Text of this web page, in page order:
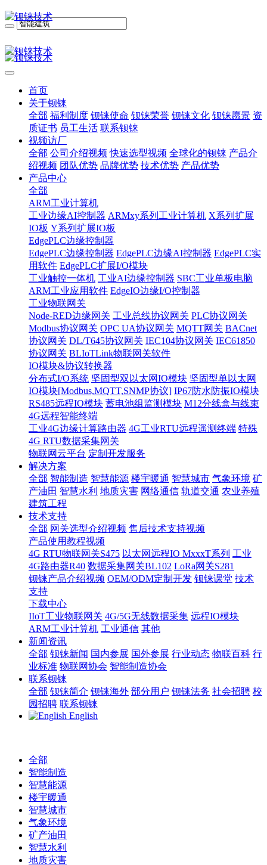
首页
关于钡铼
全部 福利制度 钡铼使命 钡铼荣誉 钡铼文化 钡铼愿景 资
质证书 员工生活 联系钡铼
视频访厂
全部 公司介绍视频 快速选型视频 全球化的钡铼 产品介
绍视频 团队优势 品牌优势 技术优势 产品优势
产品中心
全部
ARM工业计算机
工业边缘AI控制器 ARMxy系列工业计算机 X系列扩展
IO板 Y系列扩展IO板
EdgePLC边缘控制器
EdgePLC边缘控制器 EdgePLC边缘AI控制器 EdgePLC实
用软件 EdgePLC扩展I/O模块
工业触控一体机 工业AI边缘控制器 SBC工业单板电脑
ARM工业应用软件 EdgeIO边缘I/O控制器
工业物联网关
Node-RED边缘网关 工业总线协议网关 PLC协议网关
Modbus协议网关 OPC UA协议网关 MQTT网关 BACnet
协议网关 DL/T645协议网关 IEC104协议网关 IEC61850
协议网关 BLIoTLink物联网关软件
IO模块&协议转换器
分布式I/O系统 坚固型双以太网IO模块 坚固型单以太网
IO模块[Modbus,MQTT,SNMP协议] IP67防水防振IO模块
RS485远程IO模块 蓄电池组监测模块 M12分线盒与线束
4G远程智能终端
工业4G边缘计算路由器 4G工业RTU远程遥测终端 特殊
4G RTU数据采集网关
物联网云平台 定制开发服务
解决方案
全部 智能制造 智慧能源 楼宇暖通 智慧城市 气象环境 矿
产油田 智慧水利 地质灾害 网络通信 轨道交通 农业养殖
建筑工程
技术支持
全部 网关选型介绍视频 售后技术支持视频
产品使用教程视频
4G RTU物联网关S475 以太网远程IO MxxxT系列 工业
4G路由器R40 数据采集网关BL102 LoRa网关S281
钡铼产品介绍视频 OEM/ODM定制开发 钡铼课堂 技术
支持
下载中心
IIoT工业物联网关 4G/5G无线数据采集 远程IO模块
ARM工业计算机 工业通信 其他
新闻资讯
全部 钡铼新闻 国内参展 国外参展 行业动态 物联百科 行
业标准 物联网协会 智能制造协会
联系钡铼
全部 钡铼简介 钡铼海外 部分用户 钡铼法务 社会招聘 校
园招聘 联系钡铼
English
全部
智能制造
智慧能源
楼宇暖通
智慧城市
气象环境
矿产油田
智慧水利
地质灾害